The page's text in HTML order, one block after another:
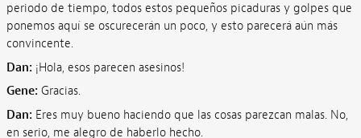
periodo de tiempo, todos estos pequeños picaduras y golpes que
ponemos aquí se oscurecerán un poco, y esto parecerá aún más
convincente.
Dan: ¡Hola, esos parecen asesinos!
Gene: Gracias.
Dan: Eres muy bueno haciendo que las cosas parezcan malas. No,
en serio, me alegro de haberlo hecho.